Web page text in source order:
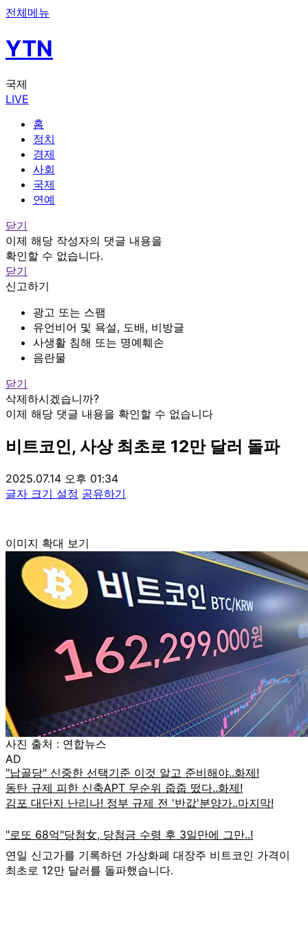
전체메뉴
YTN
국제
LIVE
홈
정치
경제
사회
국제
연예
닫기
이제 해당 작성자의 댓글 내용을
확인할 수 없습니다.
닫기
신고하기
광고 또는 스팸
유언비어 및 욕설, 도배, 비방글
사생활 침해 또는 명예훼손
음란물
닫기
삭제하시겠습니까?
이제 해당 댓글 내용을 확인할 수 없습니다
비트코인, 사상 최초로 12만 달러 돌파
2025.07.14 오후 01:34
글자 크기 설정 공유하기
이미지 확대 보기
사진 출처 : 연합뉴스
AD
연일 신고가를 기록하던 가상화폐 대장주 비트코인 가격이
최초로 12만 달러를 돌파했습니다.